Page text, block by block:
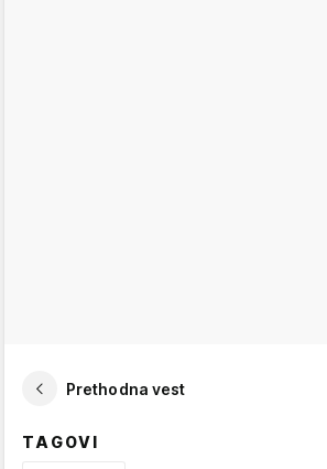
Prethodna vest
TAGOVI